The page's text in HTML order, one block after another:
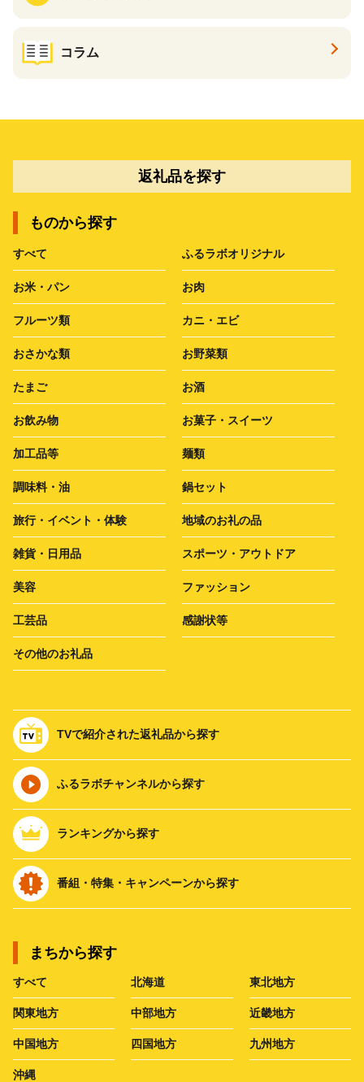
コラム
返礼品を探す
ものから探す
すべて ふるラボオリジナル
お米・パン お肉
フルーツ類 カニ・エビ
おさかな類 お野菜類
たまご お酒
お飲み物 お菓子・スイーツ
加工品等 麺類
調味料・油 鍋セット
旅行・イベント・体験 地域のお礼の品
雑貨・日用品 スポーツ・アウトドア
美容 ファッション
工芸品 感謝状等
その他のお礼品
TVで紹介された返礼品から探す
ふるラボチャンネルから探す
ランキングから探す
番組・特集・キャンペーンから探す
まちから探す
すべて 北海道 東北地方
関東地方 中部地方 近畿地方
中国地方 四国地方 九州地方
沖縄